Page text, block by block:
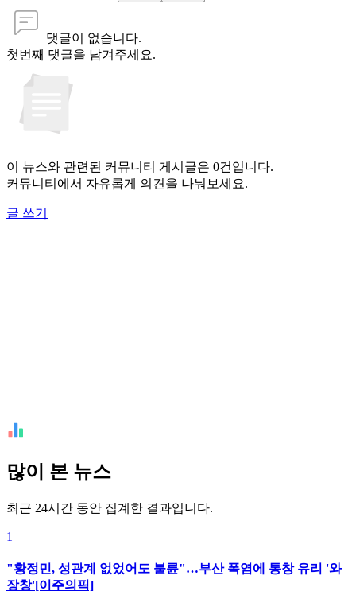
댓글이 없습니다.
첫번째 댓글을 남겨주세요.
이 뉴스와 관련된 커뮤니티 게시글은 0건입니다.
커뮤니티에서 자유롭게 의견을 나눠보세요.
글 쓰기
많이 본 뉴스
최근 24시간 동안 집계한 결과입니다.
1
"황정민, 성관계 없었어도 불륜"…부산 폭염에 통창 유리 '와
장창'[이주의픽]